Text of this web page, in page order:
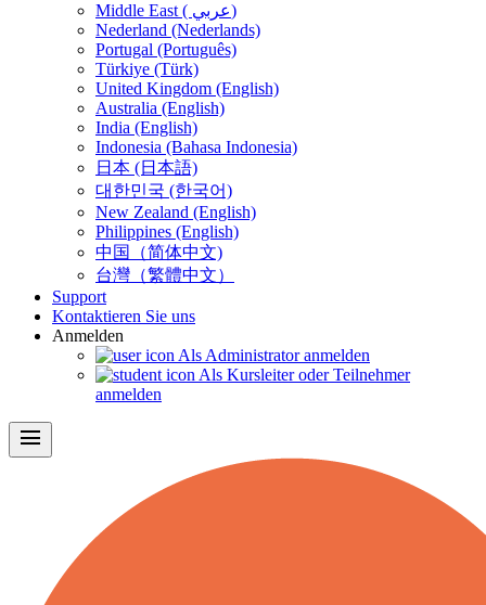
Middle East ( عربي)
Nederland (Nederlands)
Portugal (Português)
Türkiye (Türk)
United Kingdom (English)
Australia (English)
India (English)
Indonesia (Bahasa Indonesia)
日本 (日本語)
대한민국 (한국어)
New Zealand (English)
Philippines (English)
中国（简体中文)
台灣（繁體中文）
Support
Kontaktieren Sie uns
Anmelden
Als Administrator anmelden
Als Kursleiter oder Teilnehmer
anmelden
menu